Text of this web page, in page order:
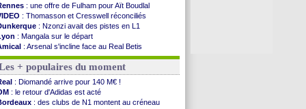
: une offre de Fulham pour Aït Boudlal
: Thomasson et Cresswell réconciliés
: Nzonzi avait des pistes en L1
: Mangala sur le départ
: Arsenal s'incline face au Real Betis
: lourde défaite pour le PSG
City: Maresca flou pour Reijnders
: Fenerbahçe prend une belle option
Diriyah: Mbemba arrive libre (officiel)
: le plan d'Alvarez à son retour
+ populaires du moment
: Diomandé arrive pour 140 M€ !
: le retour d'Adidas est acté
: des clubs de N1 montent au créneau